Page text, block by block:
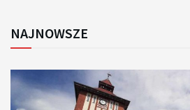
NAJNOWSZE